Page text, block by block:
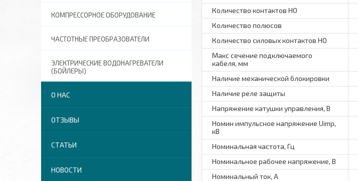
Количество контактов НО
Количество полюсов
Количество силовых контактов НО
Макс сечение подключаемого
кабеля, мм
Наличие механической блокировки
Наличие реле защиты
Напряжение катушки управления, В
Номин импульсное напряжение Uimp,
кВ
Номинальная частота, Гц
Номинальное рабочее напряжение, В
Номинальный ток, А
КОМПРЕССОРНОЕ ОБОРУДОВАНИЕ
ЧАСТОТНЫЕ ПРЕОБРАЗОВАТЕЛИ
ЭЛЕКТРИЧЕСКИЕ ВОДОНАГРЕВАТЕЛИ
(БОЙЛЕРЫ)
О НАС
ОТЗЫВЫ
СТАТЬИ
НОВОСТИ